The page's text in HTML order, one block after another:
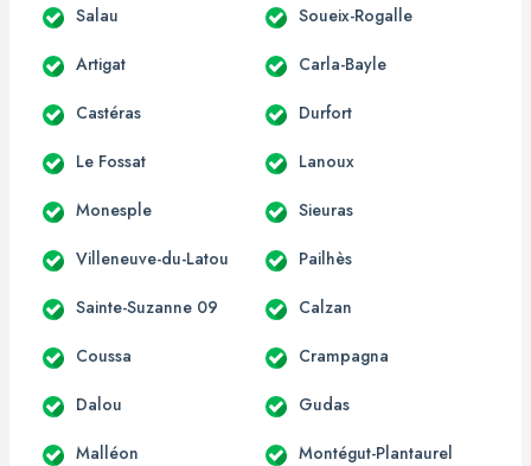
Salau Soueix-Rogalle
Artigat Carla-Bayle
Castéras Durfort
Le Fossat Lanoux
Monesple Sieuras
Villeneuve-du-Latou Pailhès
Sainte-Suzanne 09 Calzan
Coussa Crampagna
Dalou Gudas
Malléon Montégut-Plantaurel